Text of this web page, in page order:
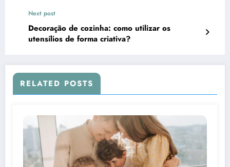
Next post
Decoração de cozinha: como utilizar os
utensílios de forma criativa?
RELATED POSTS